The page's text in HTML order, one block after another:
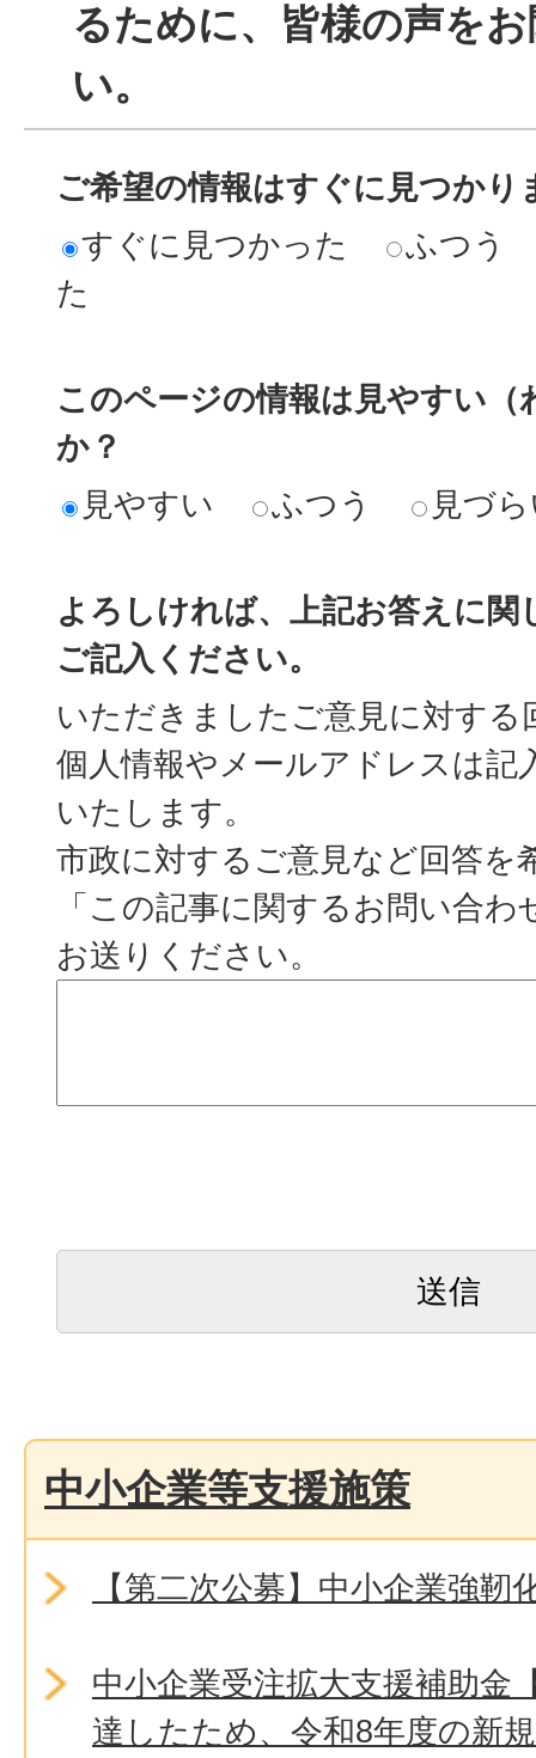
るために、皆様の声を
い。
ご希望の情報はすぐに見つかり
すぐに見つかった
ふつう
た
このページの情報は見やすい
か？
見やすい
ふつう 見づ
よろしければ、上記お答えに関
ご記入ください。
いただきましたご意見に対する
個人情報やメールアドレスは記
いたします。
市政に対するご意見など回答を
「この記事に関するお問い合
お送りください。
中小企業等支援施策
【第二次公募】中小企業強靭
中小企業受注拡大支援補助金
達したため、令和8年度の新